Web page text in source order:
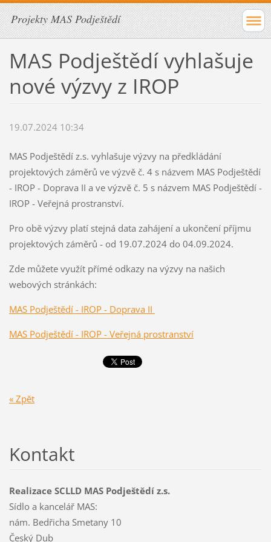
Projekty MAS Podještědí
MAS Podještědí vyhlašuje
nové výzvy z IROP
19.07.2024 10:34
MAS Podještědí z.s. vyhlašuje výzvy na předkládání
projektových záměrů ve výzvě č. 4 s názvem MAS Podještědí
- IROP - Doprava II a ve výzvě č. 5 s názvem MAS Podještědí -
IROP - Veřejná prostranství.
Pro obě výzvy platí stejná data zahájení a ukončení příjmu
projektových záměrů - od 19.07.2024 do 04.09.2024.
Zde můžete využít přímé odkazy na výzvy na našich
webových stránkách:
MAS Podještědí - IROP - Doprava II
MAS Podještědí - IROP - Veřejná prostranství
« Zpět
Kontakt
Realizace SCLLD MAS Podještědí z.s.
Sídlo a kancelář MAS:
nám. Bedřicha Smetany 10
Český Dub